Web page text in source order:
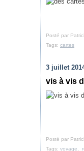
Posté par
Tags: cartes
3 juillet
vis à vis
Posté par
Tags: voyage